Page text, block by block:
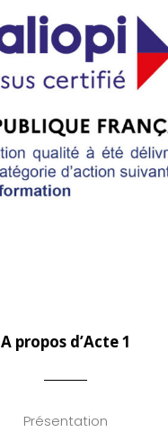
A propos d’Acte 1
Présentation